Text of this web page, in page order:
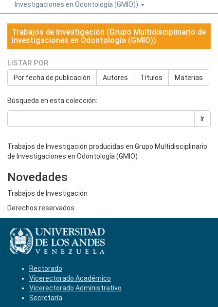
Investigaciones en Odontología (GMIO))
Trabajos de Investigación (Grupo Multidisciplinario de
Investigaciones en Odontología (GMIO))
LISTAR POR
Por fecha de publicación Autores Títulos Materias
Búsqueda en esta colección:
Ir
Trabajos de Investigación producidas en Grupo Multidisciplinario
de Investigaciones en Odontología (GMIO)
Novedades
Trabajos de Investigación
Derechos reservados
Rectorado
Vicerectorado Académico
Vicerectorado Administrativo
Secretaría